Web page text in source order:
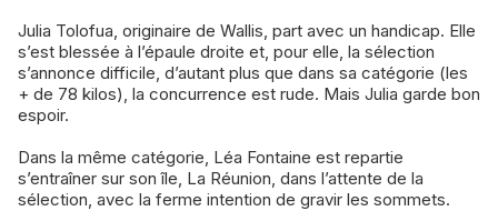
Julia Tolofua, originaire de Wallis, part avec un handicap. Elle
s’est blessée à l’épaule droite et, pour elle, la sélection
s’annonce difficile, d’autant plus que dans sa catégorie (les
+ de 78 kilos), la concurrence est rude. Mais Julia garde bon
espoir.
Dans la même catégorie, Léa Fontaine est repartie
s’entraîner sur son île, La Réunion, dans l’attente de la
sélection, avec la ferme intention de gravir les sommets.